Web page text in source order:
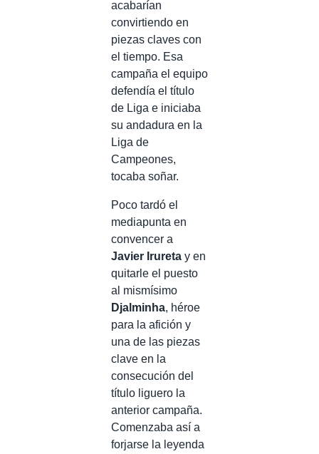
acabarían
convirtiendo en
piezas claves con
el tiempo. Esa
campaña el equipo
defendía el título
de Liga e iniciaba
su andadura en la
Liga de
Campeones,
tocaba soñar.
Poco tardó el
mediapunta en
convencer a
Javier Irureta y en
quitarle el puesto
al mismísimo
Djalminha, héroe
para la afición y
una de las piezas
clave en la
consecución del
título liguero la
anterior campaña.
Comenzaba así a
forjarse la leyenda